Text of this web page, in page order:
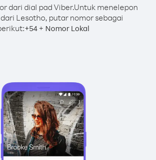
dari dial pad Viber.Untuk menelepon
Lesotho, putar nomor sebagai
+54 + Nomor Lokal